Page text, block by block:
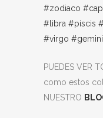
#zodiaco
#libra #piscis
#virgo
PUEDES VER
como estos
NUESTRO